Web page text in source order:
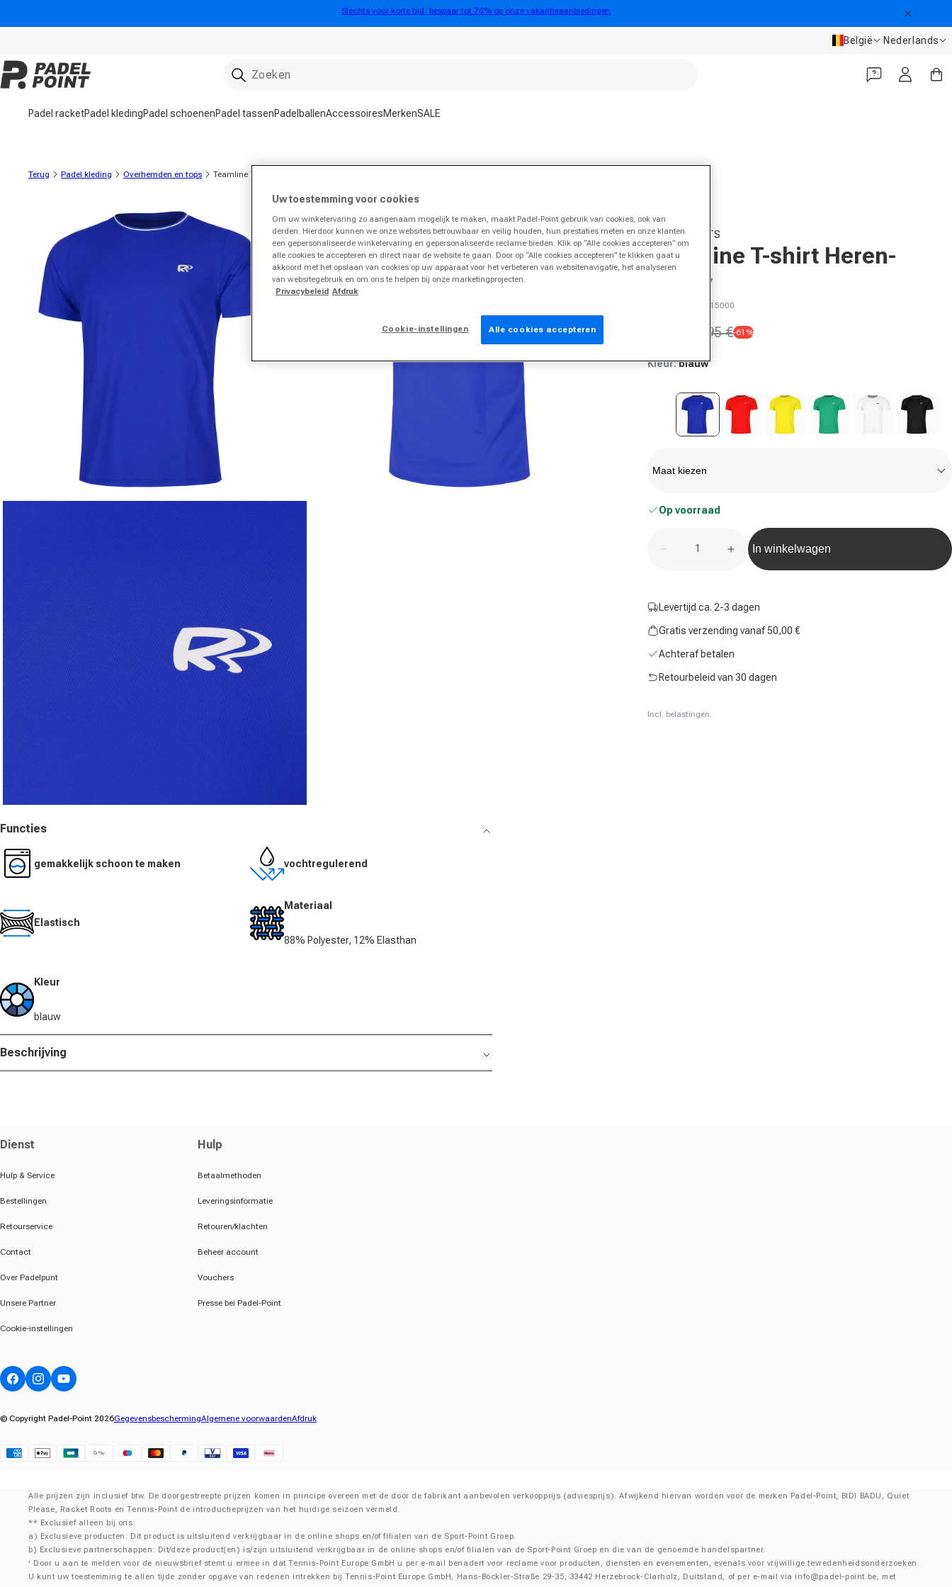
Slechts voor korte tijd: bespaar tot 70% op onze vakantieaanbiedingen
Land/regio
België Taal
Nederlands
Padel racketPadel kledingPadel schoenenPadel tassenPadelballenAccessoiresMerkenSALE
Inloggen
Terug Padel kleding Overhemden en tops Teamline T-shirt Heren-Blauw
Exclusief
gaan
RACKET ROOTS
Teamline T-shirt Heren-
Blauw
SKU 23847500115000
Aanbiedingsprijs
Normale prijs
19,95 €-61%
Kleur:blauw
Maat kiezen
Op voorraad
Hoeveelheid voor Teamline T-shirt Heren-Blauw
Hoeveelheid voor Teamline T-shirt
In winkelwagen
Levertijd ca. 2-3 dagen
Gratis verzending vanaf 50,00 €
Achteraf betalen
Retourbeleid van 30 dagen
Incl. belastingen.
Functies
gemakkelijk schoon te maken vochtregulerend
Elastisch
Materiaal
88% Polyester, 12% Elasthan
Kleur
blauw
Beschrijving
Dienst
Hulp & Service
Bestellingen
Retourservice
Contact
Over Padelpunt
Unsere Partner
Cookie-instellingen
Hulp
Betaalmethoden
Leveringsinformatie
Retouren/klachten
Beheer account
Vouchers
Presse bei Padel-Point
FacebookInstagramYouTube
© Copyright Padel-Point 2026GegevensbeschermingAlgemene voorwaardenAfdruk
Alle prijzen zijn inclusief btw. De doorgestreepte prijzen komen in principe overeen met de door de fabrikant aanbevolen verkoopprijs (adviesprijs). Afwijkend hiervan worden voor de merken Padel-Point, BIDI BADU, Quiet
Please, Racket Roots en Tennis-Point de introductieprijzen van het huidige seizoen vermeld.
** Exclusief alleen bij ons:
a) Exclusieve producten: Dit product is uitsluitend verkrijgbaar in de online shops en/of filialen van de Sport-Point Groep.
b) Exclusieve partnerschappen: Dit/deze product(en) is/zijn uitsluitend verkrijgbaar in de online shops en/of filialen van de Sport-Point Groep en die van de genoemde handelspartner.
¹
Door u aan te melden voor de nieuwsbrief stemt u ermee in dat Tennis-Point Europe GmbH u per e-mail benadert voor reclame voor producten, diensten en evenementen, evenals voor vrijwillige tevredenheidsonderzoeken.
U kunt uw toestemming te allen tijde zonder opgave van redenen intrekken bij Tennis-Point Europe GmbH, Hans-Böckler-Straße 29-35, 33442 Herzebrock-Clarholz, Duitsland, of per e-mail via info@padel-point.be, met
Uw toestemming voor cookies
Om uw winkelervaring zo aangenaam mogelijk te maken, maakt Padel-Point gebruik van cookies, ook van
derden. Hierdoor kunnen we onze websites betrouwbaar en veilig houden, hun prestaties meten en onze klanten
een gepersonaliseerde winkelervaring en gepersonaliseerde reclame bieden. Klik op “Alle cookies accepteren” om
alle cookies te accepteren en direct naar de website te gaan. Door op “Alle cookies accepteren” te klikken gaat u
akkoord met het opslaan van cookies op uw apparaat voor het verbeteren van websitenavigatie, het analyseren
van websitegebruik en om ons te helpen bij onze marketingprojecten.
Privacybeleid Afdruk
Cookie-instellingen Alle cookies accepteren